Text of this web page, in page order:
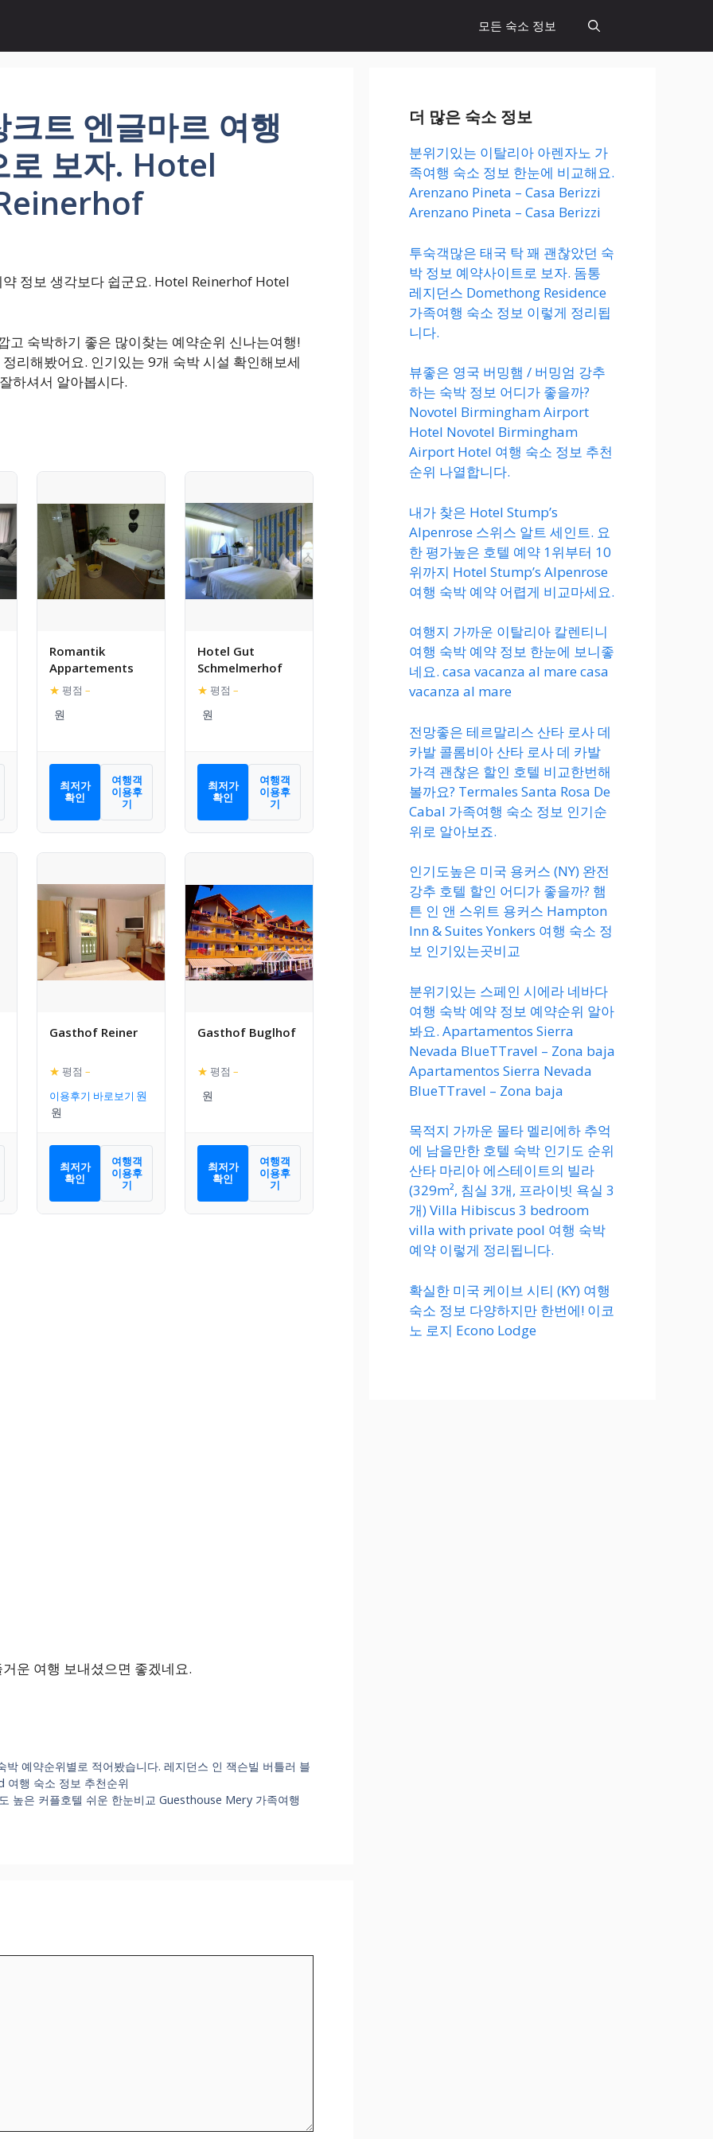
모든 숙소 정보
트 엔글마르 여행
로 보자. Hotel
정보 생각보다 쉽군요. Hotel Reinerhof Hotel
숙박하기 좋은 많이찾는 예약순위 신나는여행!
리해봤어요. 인기있는 9개 숙박 시설 확인해보세
하셔서 알아봅시다.
Romantik
Appartements
★ 평점 –
최저가
확인
여행객
이용후
기
Hotel Gut
Schmelmerhof
★ 평점 –
최저가
확인
여행객
이용후
기
Gasthof Reiner
★ 평점 –
이용후기 바로보기
최저가
확인
여행객
이용후
기
Gasthof Buglhof
★ 평점 –
최저가
확인
여행객
이용후
기
운 여행 보내셨으면 좋겠네요.
예약순위별로 적어봤습니다. 레지던스 인 잭슨빌 버틀러 블
행 숙소 정보 추천순위
높은 커플호텔 쉬운 한눈비교 Guesthouse Mery 가족여행
더 많은 숙소 정보
분위기있는 이탈리아 아렌자노 가
족여행 숙소 정보 한눈에 비교해요.
Arenzano Pineta – Casa Berizzi
Arenzano Pineta – Casa Berizzi
투숙객많은 태국 탁 꽤 괜찮았던 숙
박 정보 예약사이트로 보자. 돔통
레지던스 Domethong Residence
가족여행 숙소 정보 이렇게 정리됩
니다.
뷰좋은 영국 버밍햄 / 버밍엄 강추
하는 숙박 정보 어디가 좋을까?
Novotel Birmingham Airport
Hotel Novotel Birmingham
Airport Hotel 여행 숙소 정보 추천
순위 나열합니다.
내가 찾은 Hotel Stump’s
Alpenrose 스위스 알트 세인트. 요
한 평가높은 호텔 예약 1위부터 10
위까지 Hotel Stump’s Alpenrose
여행 숙박 예약 어렵게 비교마세요.
여행지 가까운 이탈리아 칼렌티니
여행 숙박 예약 정보 한눈에 보니좋
네요. casa vacanza al mare casa
vacanza al mare
전망좋은 테르말리스 산타 로사 데
카발 콜롬비아 산타 로사 데 카발
가격 괜찮은 할인 호텔 비교한번해
볼까요? Termales Santa Rosa De
Cabal 가족여행 숙소 정보 인기순
위로 알아보죠.
인기도높은 미국 용커스 (NY) 완전
강추 호텔 할인 어디가 좋을까? 햄
튼 인 앤 스위트 용커스 Hampton
Inn & Suites Yonkers 여행 숙소 정
보 인기있는곳비교
분위기있는 스페인 시에라 네바다
여행 숙박 예약 정보 예약순위 알아
봐요. Apartamentos Sierra
Nevada BlueTTravel – Zona baja
Apartamentos Sierra Nevada
BlueTTravel – Zona baja
목적지 가까운 몰타 멜리에하 추억
에 남을만한 호텔 숙박 인기도 순위
산타 마리아 에스테이트의 빌라
(329m², 침실 3개, 프라이빗 욕실 3
개) Villa Hibiscus 3 bedroom
villa with private pool 여행 숙박
예약 이렇게 정리됩니다.
확실한 미국 케이브 시티 (KY) 여행
숙소 정보 다양하지만 한번에! 이코
노 로지 Econo Lodge